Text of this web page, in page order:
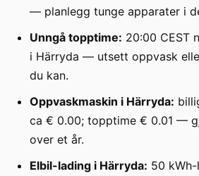
— planlegg tunge apparater i
Unngå topptime: 20:00 CEST
i Härryda — utsett oppvask
du kan.
Oppvaskmaskin i Härryda:
ca € 0.00; topptime € 0.01 —
over et år.
Elbil-lading i Härryda: 50